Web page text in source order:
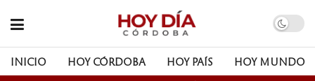
INICIO HOY CÓRDOBA HOY PAÍS HOY MUNDO